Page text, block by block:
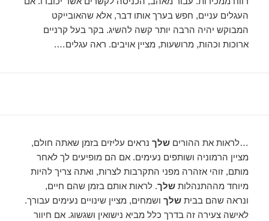
העגלים עניים, חפש בערך אותו דבר, אלא שהאובייקט
המבוקש יהיה הרבה יותר קשה להשיג. בקר בעל קרניים
ארוכות וכהות, מרושעות, מציין אויבים. ראה עגלים….
…לראות את ההוריםשלך נראים עליזים בזמן שאתה חולם,
מציין הרמוניה ושותפים נעימים. אם הם מופיעים לך לאחר
מותם, זוהי אזהרה מפני התקרבות לצרות, ואתה צריך להיות
מיוחד מההתנהלותשלך. לראות אותם בזמן שהם חיים,
ונראה שהם בביתשלך ושמחים, מציין שינויים נעימים עבורך.
לאישה צעירה זה בדרך כלל מביא נישואין ושגשוג. אם חיוור